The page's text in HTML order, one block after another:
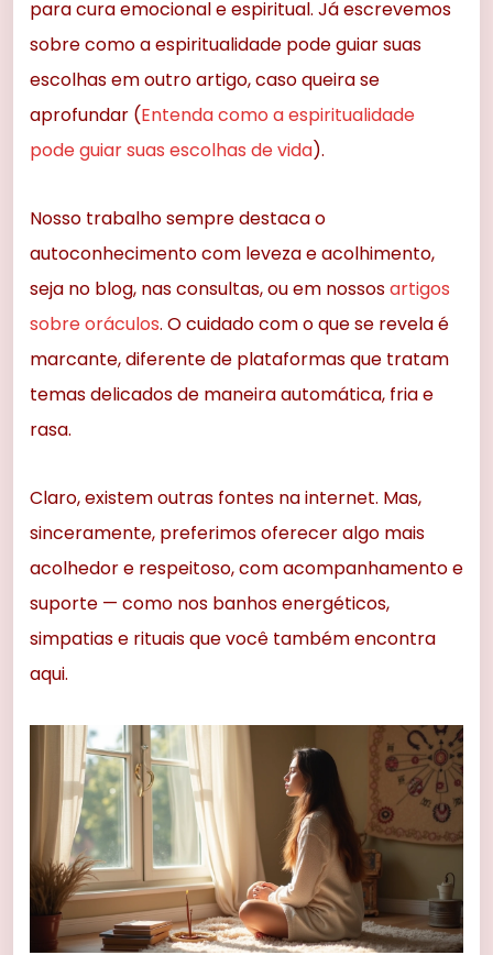
para cura emocional e espiritual. Já escrevemos
sobre como a espiritualidade pode guiar suas
escolhas em outro artigo, caso queira se
aprofundar (Entenda como a espiritualidade
pode guiar suas escolhas de vida).
Nosso trabalho sempre destaca o
autoconhecimento com leveza e acolhimento,
seja no blog, nas consultas, ou em nossosartigos
sobre oráculos. O cuidado com o que se revela é
marcante, diferente de plataformas que tratam
temas delicados de maneira automática, fria e
rasa.
Claro, existem outras fontes na internet. Mas,
sinceramente, preferimos oferecer algo mais
acolhedor e respeitoso, com acompanhamento e
suporte — como nos banhos energéticos,
simpatias e rituais que você também encontra
aqui.